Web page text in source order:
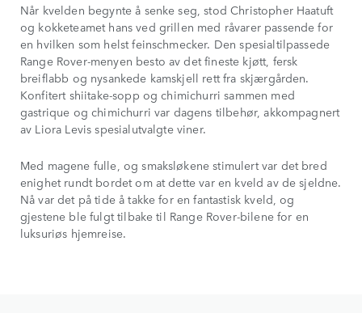
Når kvelden begynte å senke seg, stod Christopher Haatuft
og kokketeamet hans ved grillen med råvarer passende for
en hvilken som helst feinschmecker. Den spesialtilpassede
Range Rover-menyen besto av det fineste kjøtt, fersk
breiflabb og nysankede kamskjell rett fra skjærgården.
Konfitert shiitake-sopp og chimichurri sammen med
gastrique og chimichurri var dagens tilbehør, akkompagnert
av Liora Levis spesialutvalgte viner.
Med magene fulle, og smaksløkene stimulert var det bred
enighet rundt bordet om at dette var en kveld av de sjeldne.
Nå var det på tide å takke for en fantastisk kveld, og
gjestene ble fulgt tilbake til Range Rover-bilene for en
luksuriøs hjemreise.